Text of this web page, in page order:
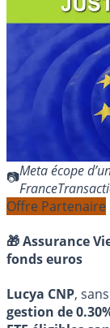
Meta écope
Offre Partenaire
🎁 Assurance
fonds euros
Lucya CNP,
gestion de